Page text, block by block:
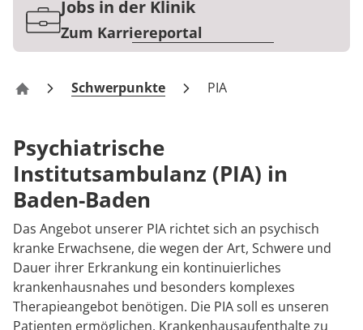
Karriere
Jobs in der Klinik
Zum Karriereportal
Klinik Gunzenbachhof Baden-Baden
Schwerpunkte PIA
Psychiatrische
Institutsambulanz (PIA) in
Baden-Baden
Das Angebot unserer PIA richtet sich an psychisch
kranke Erwachsene, die wegen der Art, Schwere und
Dauer ihrer Erkrankung ein kontinuierliches
krankenhausnahes und besonders komplexes
Therapieangebot benötigen. Die PIA soll es unseren
Patienten ermöglichen, Krankenhausaufenthalte zu